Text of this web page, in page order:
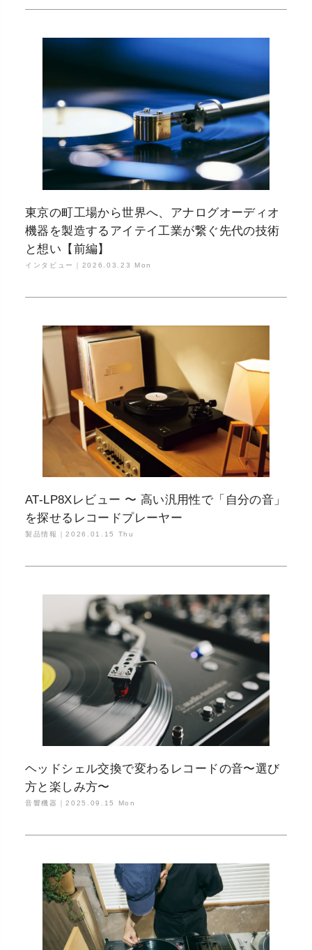
東京の町工場から世界へ、アナログオーディオ
機器を製造するアイテイ工業が繋ぐ先代の技術
と想い【前編】
インタビュー｜ 2026.03.23 Mon
AT-LP8Xレビュー 〜 高い汎用性で「自分の音」
を探せるレコードプレーヤー
製品情報｜2026.01.15 Thu
ヘッドシェル交換で変わるレコードの音〜選び
方と楽しみ方〜
音響機器｜2025.09.15 Mon